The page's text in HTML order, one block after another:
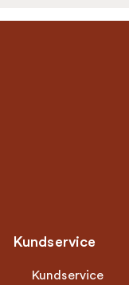
Kundservice
Kundservice